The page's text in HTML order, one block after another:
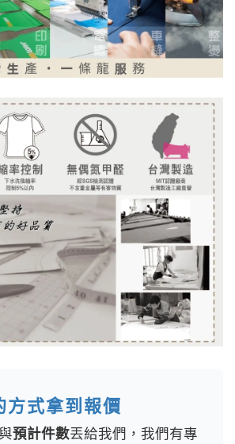
方式拿到報價
預計件數丟給我們，我們有專